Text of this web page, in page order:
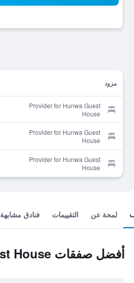
مزود
Provider for Hunwa Guest
House
Provider for Hunwa Guest
House
Provider for Hunwa Guest
House
لمحة عن التقييمات فنادق مشابهة
أفضل صفقات Hunwa Guest House